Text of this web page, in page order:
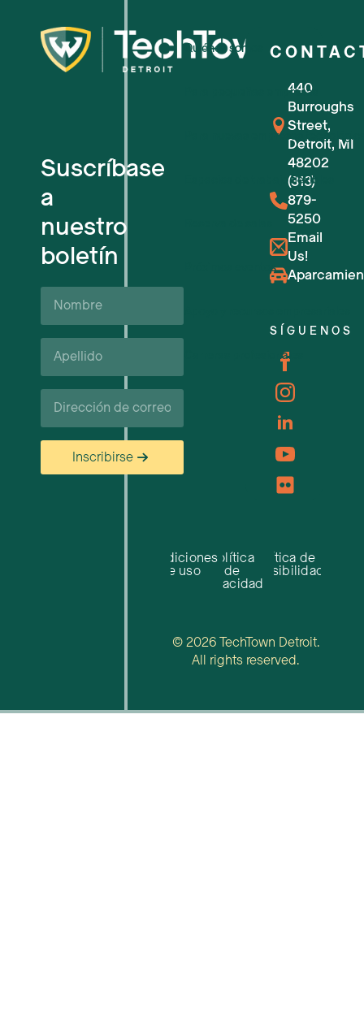
Suscríbase
a
nuestro
boletín
Nombre
Apellido*
Correo
electrónico
Inscribirse
Quiénes somos
Para pequeñas empresas
Para nuevas empresas
Espacios de trabajo flexibles
Próximos eventos
Carreras profesionales
440
Burroughs
Street,
Detroit, MI
48202
(313)
879-
5250
Email
Us!
SÍGUENOS
Condiciones
de uso
Política
de
privacidad
Política de
accesibilidad
© 2026 TechTown Detroit.
All rights reserved.